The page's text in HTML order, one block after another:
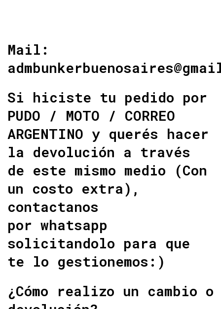
Mail:
Si hiciste tu pedido por
PUDO / MOTO / CORREO
ARGENTINO y querés hacer
la devolución a través
de este mismo medio (Con
un costo extra),
contactanos
por whatsapp
solicitandolo para que
te lo gestionemos:)
¿Cómo realizo un cambio o